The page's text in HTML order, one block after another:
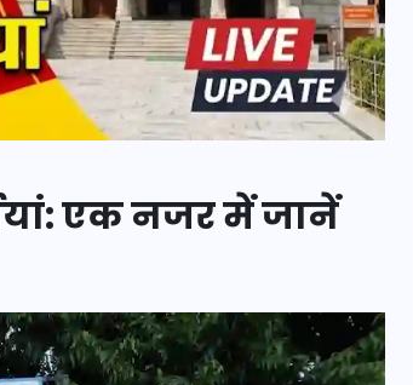
एक नजर में जानें
हैं आपके सितारे (25
से 31 अगस्त)